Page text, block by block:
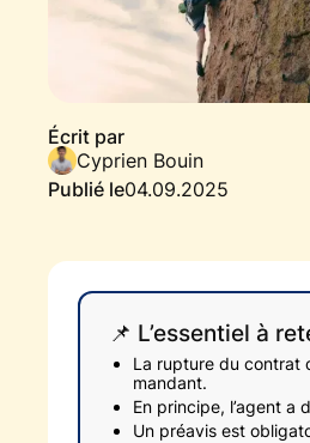
Écrit par
Cyprien Bouin
Publié le04.09.2025
📌 L’essentiel à
La rupture du contrat
mandant.
En principe, l’agent
Un préavis est